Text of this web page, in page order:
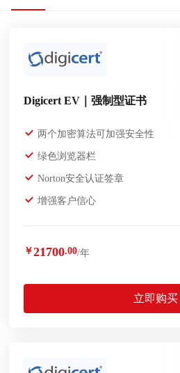
Digicert EV｜强制型证书
两个加密算法可加强安全性
绿色浏览器栏
Norton安全认证签章
增强客户信心
￥21700.00/年
立即购买